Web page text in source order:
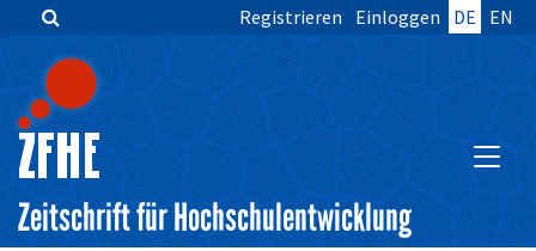
Zum
springen
Hauptnavigation
Inhalt
Sidebar
Registrieren Einloggen DE EN
Zeitschrift für Hochschulentwicklung